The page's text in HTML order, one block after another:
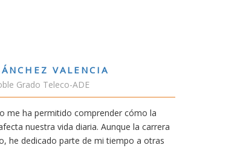
RUBÉN URRACA TORICES
Estudiante Grado de Ing.Tecnologías
En cualquier carrera necesitas una buena
mía siempre ha sido poder trabajar en
carrera de teleco me dará la oportunidad